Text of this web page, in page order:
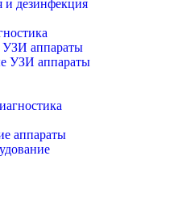
и дезинфекция
аппараты
УЗИ аппараты
аппараты